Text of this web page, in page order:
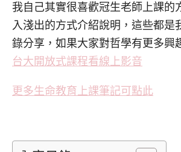
我自己其實很喜歡冠生老師上課的
入淺出的方式介紹說明，這些都是
錄分享，如果大家對哲學有更多興
台大開放式課程看線上影音
更多生命教育上課筆記可點此